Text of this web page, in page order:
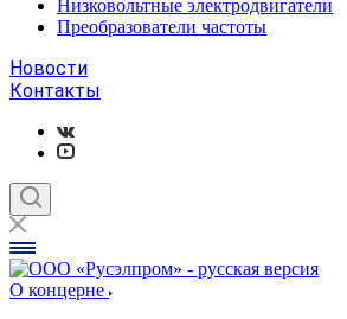
Низковольтные электродвигатели
Преобразователи частоты
Новости
Контакты
О концерне